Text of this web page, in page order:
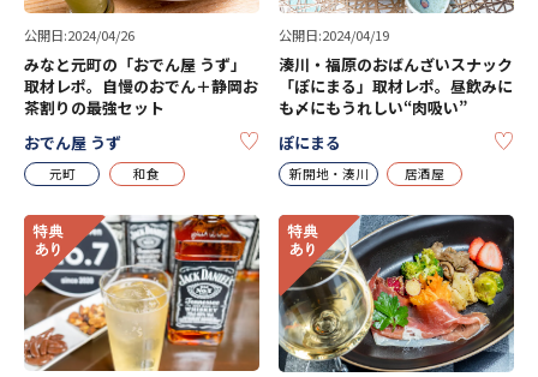
公開日:2024/04/26
みなと元町の「おでん屋 うず」
取材レポ。自慢のおでん＋静岡お
茶割りの最強セット
おでん屋 うず
KEEP
元町 和食
公開日:2024/04/19
湊川・福原のおばんざいスナック
「ぽにまる」取材レポ。昼飲みに
も〆にもうれしい“肉吸い”
ぽにまる
新開地・湊川 居酒屋